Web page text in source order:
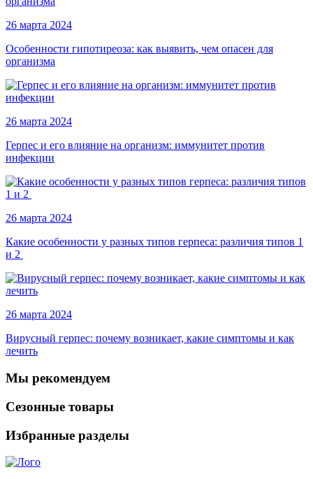
26 марта 2024
Особенности гипотиреоза: как выявить, чем опасен для
организма
26 марта 2024
Герпес и его влияние на организм: иммунитет против
инфекции
26 марта 2024
Какие особенности у разных типов герпеса: различия типов 1
и 2
26 марта 2024
Вирусный герпес: почему возникает, какие симптомы и как
лечить
Мы рекомендуем
Сезонные товары
Избранные разделы